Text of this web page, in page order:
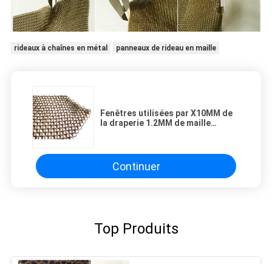
rideaux à chaînes en métal panneaux de rideau en maille
Fenêtres utilisées par X10MM de
la draperie 1.2MM de maille
Continuer
Top Produits